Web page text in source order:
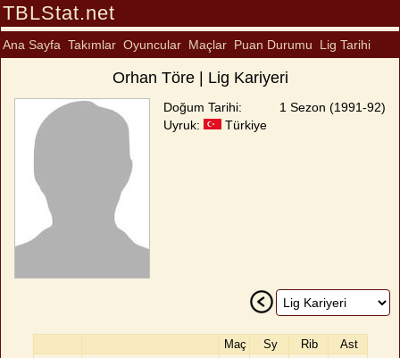
TBLStat.net
Ana Sayfa Takımlar Oyuncular Maçlar Puan Durumu Lig Tarihi
Orhan Töre | Lig Kariyeri
Doğum Tarihi:
Uyruk:
Türkiye
1 Sezon (1991-92)
Maç Sy Rib Ast